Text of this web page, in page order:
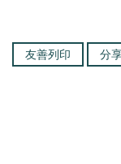
友善列印 分